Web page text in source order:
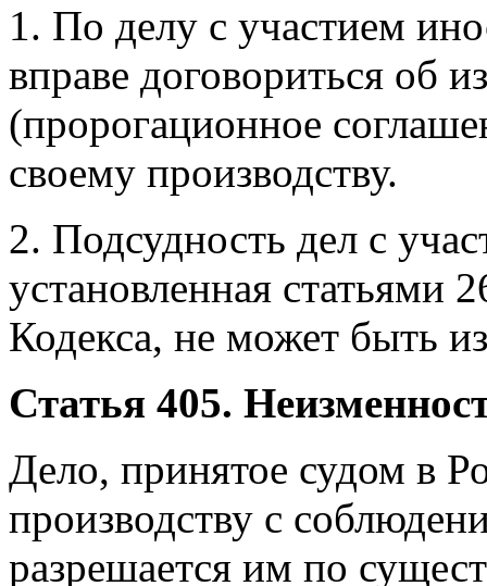
1. По делу с участием
вправе договориться об
(пророгационное
своему производству.
2. Подсудность дел с
установленная статьями
Кодекса, не может быть
Статья 405.
Дело, принятое судом в
производству с
разрешается им по